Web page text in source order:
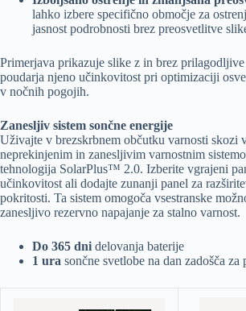
lahko izbere specifično območje za
jasnost podrobnosti brez preosvetlitve
Primerjava prikazuje slike z in brez
poudarja njeno učinkovitost pri optimizaciji
v nočnih pogojih.
Zanesljiv sistem sončne energije
Uživajte v brezskrbnem občutku varnosti skozi
neprekinjenim in zanesljivim varnostnim
tehnologija SolarPlus™ 2.0. Izberite vgrajeni
učinkovitost ali dodajte zunanji panel za
pokritosti. Ta sistem omogoča vsestranske
zanesljivo rezervno napajanje za stalno varnost.
Do 365 dni delovanja baterije
1 ura sončne svetlobe na dan zadošča